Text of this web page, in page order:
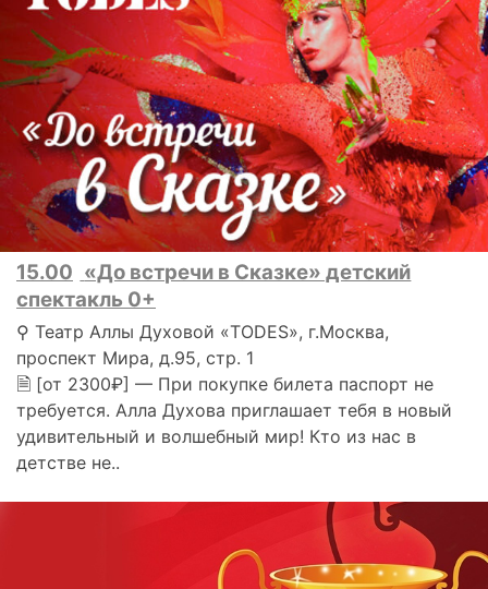
15.00 «До встречи в Сказке» детский
спектакль 0+
⚲ Театр Аллы Духовой «TODES», г.Москва,
проспект Мира, д.95, стр. 1
🗎 [от 2300₽] — При покупке билета паспорт не
требуется. Алла Духова приглашает тебя в новый
удивительный и волшебный мир! Кто из нас в
детстве не..